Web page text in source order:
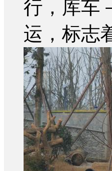
行，库车
运，标志